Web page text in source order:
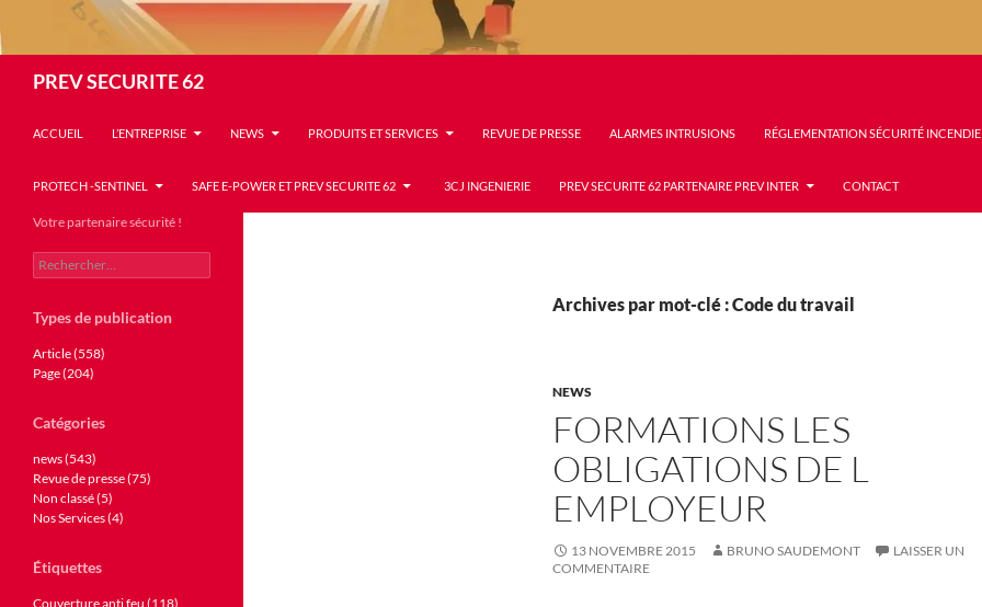
PREV SECURITE 62
ACCUEIL L’ENTREPRISE NEWS PRODUITS ET SERVICES REVUE DE PRESSE ALARMES INTRUSIONS RÉGLEMENTATION SÉCURITÉ INCENDIE
PROTECH -SENTINEL SAFE E-POWER ET PREV SECURITE 62 3CJ INGENIERIE PREV SECURITE 62 PARTENAIRE PREV INTER CONTACT
Archives par mot-clé : Code du travail
NEWS
FORMATIONS LES
OBLIGATIONS DE L
EMPLOYEUR
13 NOVEMBRE 2015 BRUNO SAUDEMONT
LAISSER UN
COMMENTAIRE
Votre partenaire sécurité !
Rechercher :
Types de publication
Article (558)
Page (204)
Catégories
news (543)
Revue de presse (75)
Non classé (5)
Nos Services (4)
Étiquettes
Couverture anti feu (118)